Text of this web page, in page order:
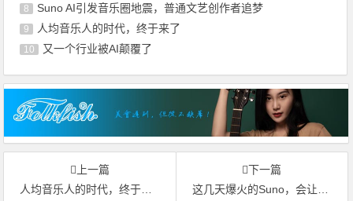
8 Suno AI引发音乐圈地震，普通文艺创作者追梦
9 人均音乐人的时代，终于来了
10 又一个行业被AI颠覆了
上一篇
人均音乐人的时代，终于来了
下一篇
这几天爆火的Suno，会让音乐人失业吗？